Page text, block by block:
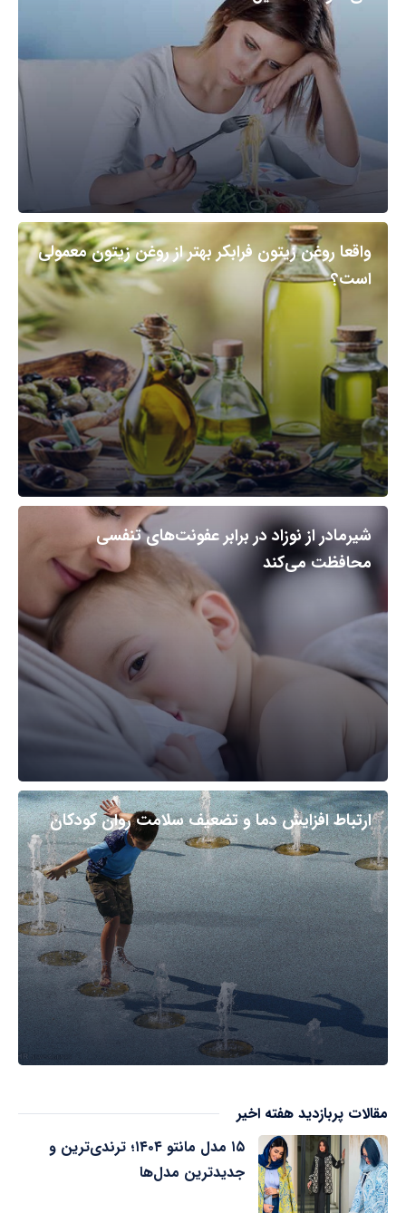
واقعا روغن زیتون فرابکر بهتر از روغن زیتون معمولی
است؟
شیرمادر از نوزاد در برابر عفونت‌های تنفسی
محافظت می‌کند
ارتباط افزایش دما و تضعیف سلامت روان کودکان
مقالات پربازدید هفته اخیر
۱۵ مدل مانتو ۱۴۰۴؛ ترندی‌ترین و
جدیدترین مدل‌ها